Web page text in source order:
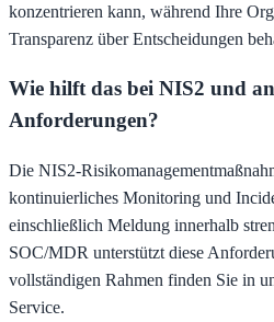
konzentrieren kann, während Ihre
Transparenz über Entscheidungen
Wie hilft das bei NIS2 und
Anforderungen?
Die NIS2-
kontinuierliches Monitoring und
einschließlich Meldung innerhalb
SOC/MDR unterstützt diese
vollständigen Rahmen finden Sie in
Service.